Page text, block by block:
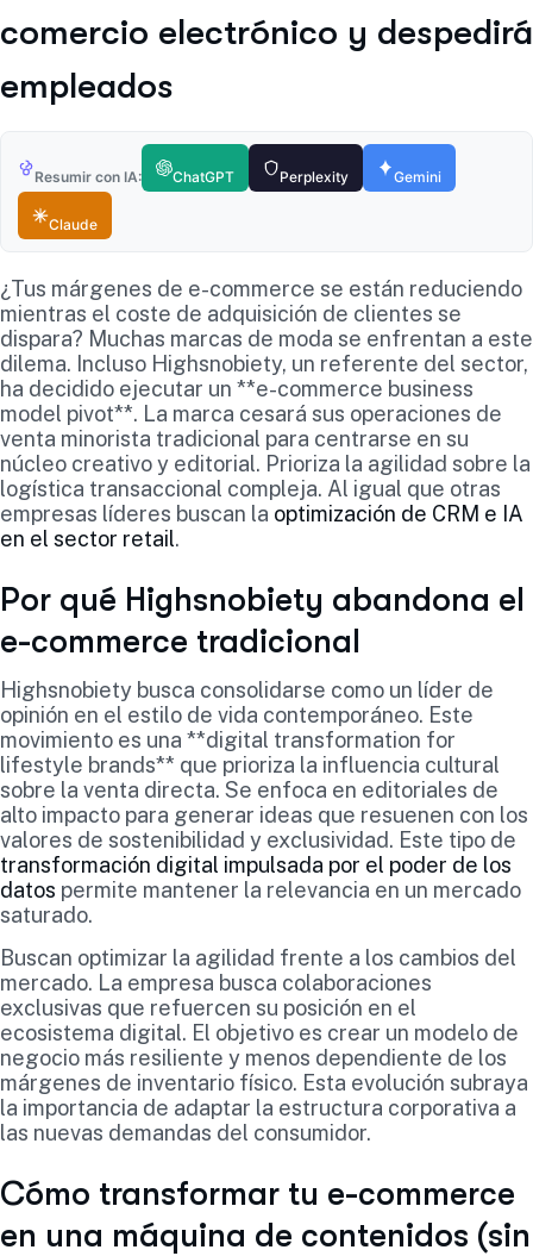
comercio electrónico y despedirá
empleados
Resumir con IA: ChatGPT Perplexity Gemini
Claude
¿Tus márgenes de e-commerce se están reduciendo
mientras el coste de adquisición de clientes se
dispara? Muchas marcas de moda se enfrentan a este
dilema. Incluso Highsnobiety, un referente del sector,
ha decidido ejecutar un **e-commerce business
model pivot**. La marca cesará sus operaciones de
venta minorista tradicional para centrarse en su
núcleo creativo y editorial. Prioriza la agilidad sobre la
logística transaccional compleja. Al igual que otras
empresas líderes buscan la optimización de CRM e IA
en el sector retail.
Por qué Highsnobiety abandona el
e-commerce tradicional
Highsnobiety busca consolidarse como un líder de
opinión en el estilo de vida contemporáneo. Este
movimiento es una **digital transformation for
lifestyle brands** que prioriza la influencia cultural
sobre la venta directa. Se enfoca en editoriales de
alto impacto para generar ideas que resuenen con los
valores de sostenibilidad y exclusividad. Este tipo de
transformación digital impulsada por el poder de los
datos permite mantener la relevancia en un mercado
saturado.
Buscan optimizar la agilidad frente a los cambios del
mercado. La empresa busca colaboraciones
exclusivas que refuercen su posición en el
ecosistema digital. El objetivo es crear un modelo de
negocio más resiliente y menos dependiente de los
márgenes de inventario físico. Esta evolución subraya
la importancia de adaptar la estructura corporativa a
las nuevas demandas del consumidor.
Cómo transformar tu e-commerce
en una máquina de contenidos (sin